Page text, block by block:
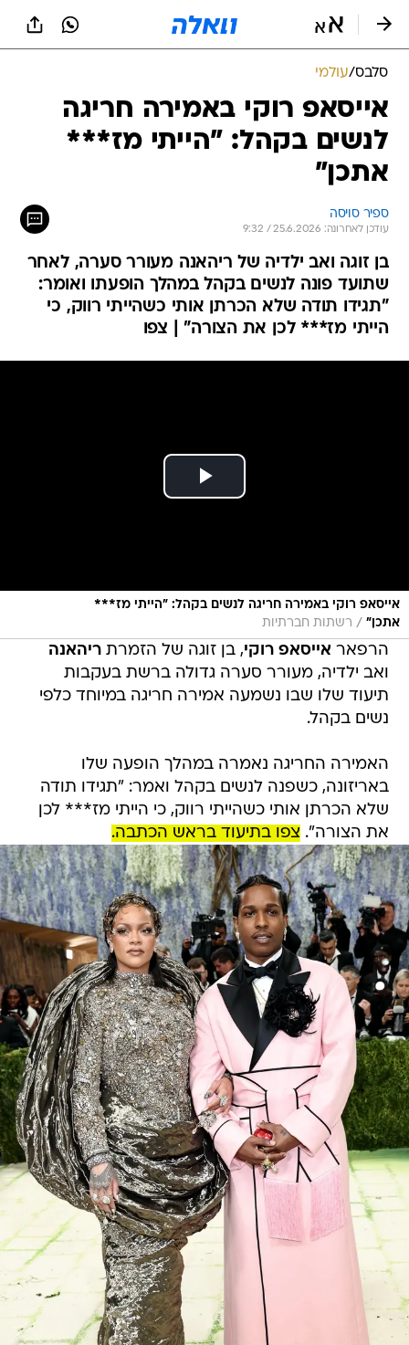
סלבס/עולמי
אייסאפ רוקי באמירה חריגה
לנשים בקהל: "הייתי מז***
אתכן"
ספיר סויסה
עודכן לאחרונה: 25.6.2026 / 9:32
בן זוגה ואב ילדיה של ריהאנה מעורר סערה, לאחר
שתועד פונה לנשים בקהל במהלך הופעתו ואומר:
"תגידו תודה שלא הכרתן אותי כשהייתי רווק, כי
הייתי מז*** לכן את הצורה" | צפו
אייסאפ רוקי באמירה חריגה לנשים בקהל: "הייתי מז***
אתכן" / רשתות חברתיות
הרפאר אייסאפ רוקי, בן זוגה של הזמרתריהאנה
ואב ילדיה, מעורר סערה גדולה ברשת בעקבות
תיעוד שלו שבו נשמעה אמירה חריגה במיוחד כלפי
נשים בקהל.
האמירה החריגה נאמרה במהלך הופעה שלו
באריזונה, כשפנה לנשים בקהל ואמר: "תגידו תודה
שלא הכרתן אותי כשהייתי רווק, כי הייתי מז*** לכן
את הצורה". צפו בתיעוד בראש הכתבה.